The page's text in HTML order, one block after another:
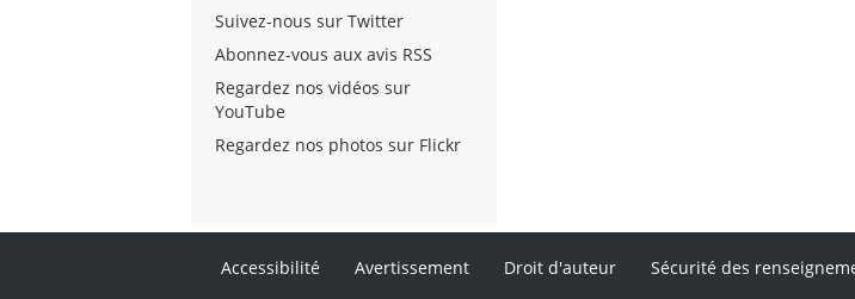
Suivez-nous sur Twitter
Abonnez-vous aux avis RSS
Regardez nos vidéos sur
YouTube
Regardez nos photos sur Flickr
Accessibilité Avertissement Droit d'auteur Sécurité des